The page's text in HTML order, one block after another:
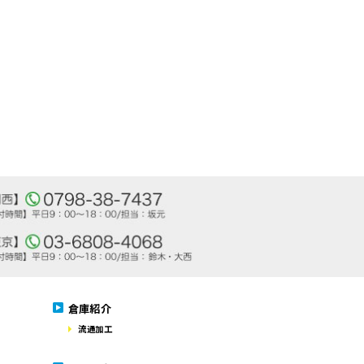
倉庫紹介
流通加工